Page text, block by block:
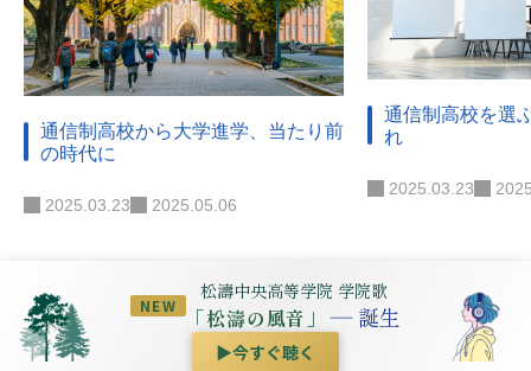
通信制高校から大学進学、当たり前
の時代に
2025.03.23 2025.05.06
通信制高校を選
れ
2025.03.23
NEW
松濤中央高等学院 学院歌
「松濤の風音」 ― 誕生
▶今すぐ聴く